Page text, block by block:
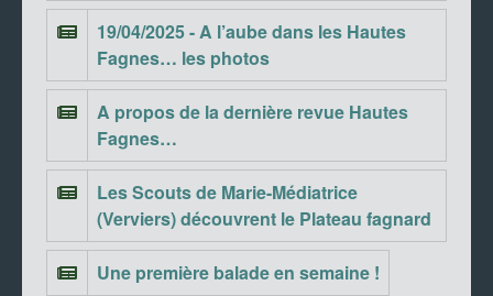
19/04/2025 - A l’aube dans les Hautes
Fagnes… les photos
A propos de la dernière revue Hautes
Fagnes…
Les Scouts de Marie-Médiatrice
(Verviers) découvrent le Plateau fagnard
Une première balade en semaine !